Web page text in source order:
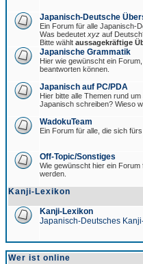
Japanisch-Deutsche
Ein Forum für alle Japanisch-
Was bedeutet xyz auf
Bitte wählt aussagekräftige
Japanische Grammatik
Hier wie gewünscht ein
beantworten können.
Japanisch auf PC/PDA
Hier bitte alle Themen rund
Japanisch schreiben? Wieso
WadokuTeam
Ein Forum für alle, die sich
Off-Topic/Sonstiges
Wie gewünscht hier ein
werden.
Kanji-Lexikon
Kanji-Lexikon
Japanisch-Deutsches
Wer ist online